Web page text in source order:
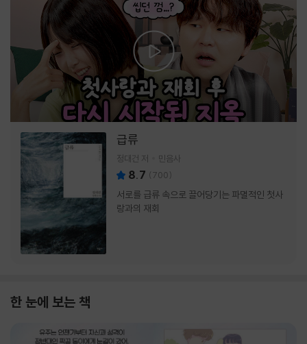
급류
정대건 저 민음사
8.7 (700)
서로를 급류 속으로 끌어당기는 파멸적인 첫사
랑과의 재회
한 눈에 보는 책